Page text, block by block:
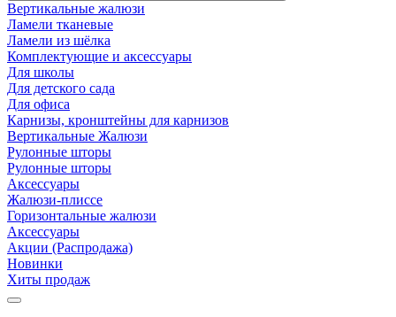
Вертикальные жалюзи
Ламели тканевые
Ламели из шёлка
Комплектующие и аксессуары
Для школы
Для детского сада
Для офиса
Карнизы, кронштейны для карнизов
Вертикальные Жалюзи
Рулонные шторы
Рулонные шторы
Аксессуары
Жалюзи-плиссе
Горизонтальные жалюзи
Аксессуары
Акции (Распродажа)
Новинки
Хиты продаж